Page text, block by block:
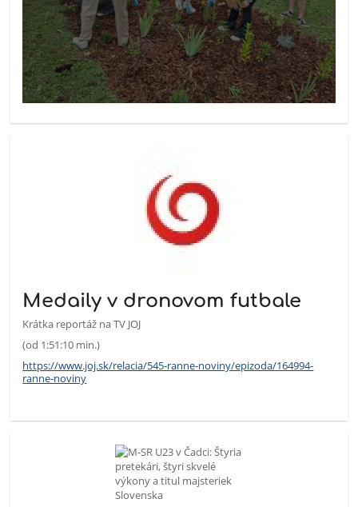
Medaily v dronovom futbale
Krátka reportáž na TV JOJ
(od 1:51:10 min.)
https://www.joj.sk/relacia/545-ranne-noviny/epizoda/164994-
ranne-noviny